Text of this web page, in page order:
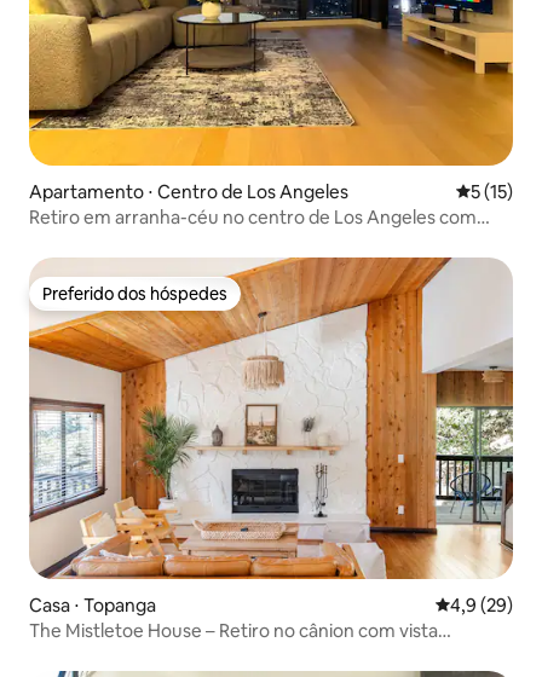
Apartamento ⋅ Centro de Los Angeles 5 de uma
5 (15)
Retiro em arranha-céu no centro de Los Angeles com
Preferido dos hóspedes
Preferido dos hóspedes
Casa ⋅ Topanga 4,9 de uma
4,9 (29)
The Mistletoe House – Retiro no cânion com vista